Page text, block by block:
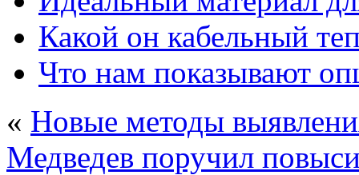
Какой он кабельный
Что нам показывают
« Новые методы
Медведев поручил